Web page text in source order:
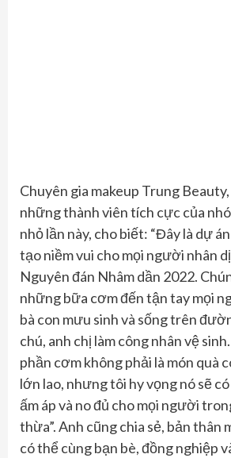
Chuyên gia makeup Trung
những thành viên tích cực của
nhỏ lần này, cho biết: “Đây là dự
tạo niềm vui cho mọi người nhân
Nguyên đán Nhâm dần 2022.
những bữa cơm đến tận tay mọi
bà con mưu sinh và sống trên
chú, anh chị làm công nhân vệ
phần cơm không phải là món quà
lớn lao, nhưng tôi hy vọng nó sẽ
ấm áp và no đủ cho mọi người
thừa”. Anh cũng chia sẻ, bản thân
có thể cùng bạn bè, đồng nghiệp